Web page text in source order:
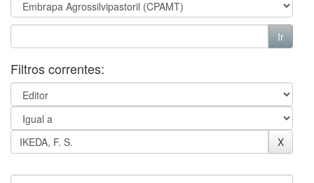
Filtros correntes: